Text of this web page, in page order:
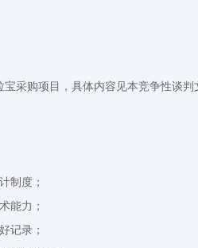
采购项目，具体内容见本竞争性谈判
制度；
能力；
记录；